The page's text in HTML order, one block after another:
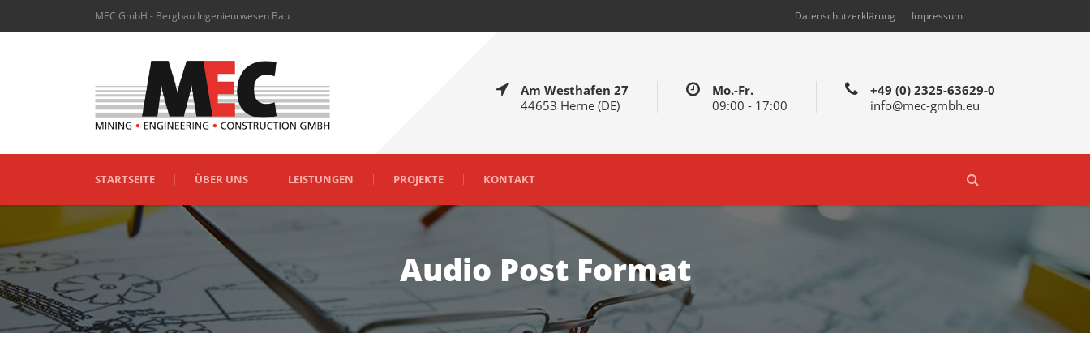
MEC GmbH - Bergbau Ingenieurwesen Bau Datenschutzerklärung Impressum
Am Westhafen 27
44653 Herne (DE)
Mo.-Fr.
09:00 - 17:00
+49 (0) 2325-63629-0
info@mec-gmbh.eu
STARTSEITE ÜBER UNS LEISTUNGEN PROJEKTE KONTAKT
Audio Post Format